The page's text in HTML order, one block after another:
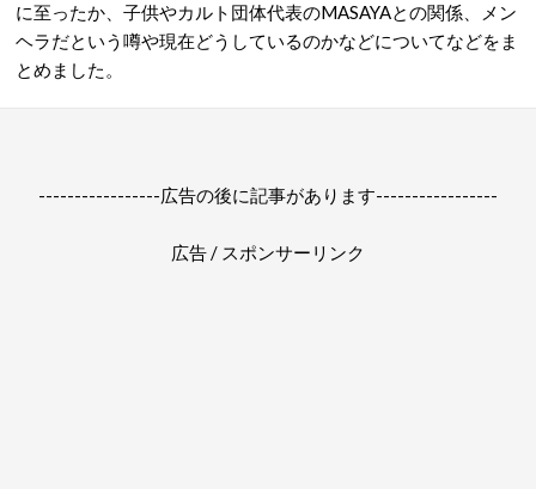
に至ったか、子供やカルト団体代表のMASAYAとの関係、メン
ヘラだという噂や現在どうしているのかなどについてなどをま
とめました。
-----------------広告の後に記事があります-----------------
広告 / スポンサーリンク